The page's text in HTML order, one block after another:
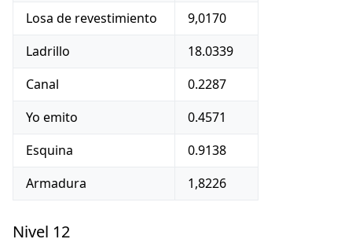
Losa de revestimiento
9,0170
Ladrillo
18.0339
Canal
0.2287
Yo emito
0.4571
Esquina
0.9138
Armadura
1,8226
Nivel 12